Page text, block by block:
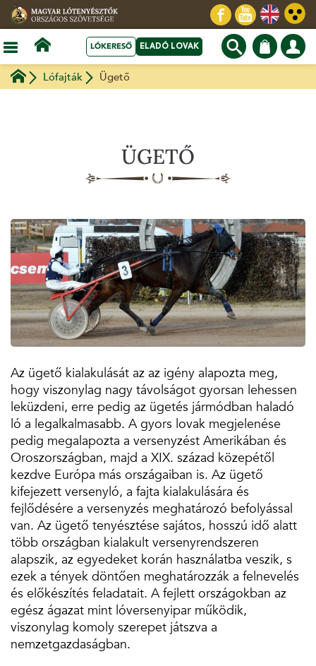
LÓKERESŐ ELADÓ LOVAK
Lófajták Ügető
ÜGETŐ
Az ügető kialakulását az az igény alapozta meg,
hogy viszonylag nagy távolságot gyorsan lehessen
leküzdeni, erre pedig az ügetés jármódban haladó
ló a legalkalmasabb. A gyors lovak megjelenése
pedig megalapozta a versenyzést Amerikában és
Oroszországban, majd a XIX. század közepétől
kezdve Európa más országaiban is. Az ügető
kifejezett versenyló, a fajta kialakulására és
fejlődésére a versenyzés meghatározó befolyással
van. Az ügető tenyésztése sajátos, hosszú idő alatt
több országban kialakult versenyrendszeren
alapszik, az egyedeket korán használatba veszik, s
ezek a tények döntően meghatározzák a felnevelés
és előkészítés feladatait. A fejlett országokban az
egész ágazat mint lóversenyipar működik,
viszonylag komoly szerepet játszva a
nemzetgazdaságban.